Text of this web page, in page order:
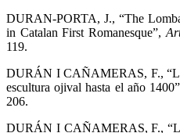
DURAN-PORTA, J., “The
in Catalan First Romanesque”,
119.
DURÁN I CAÑAMERAS, F.,
escultura ojival hasta el año
206.
DURÁN I CAÑAMERAS, F.,